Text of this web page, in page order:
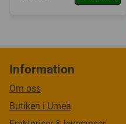
Information
Om oss
Butiken i Umeå